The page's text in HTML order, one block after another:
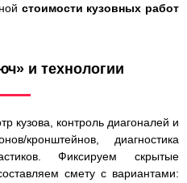
стоимости кузовных работ
и технологии
кузова, контроль диагоналей и
кронштейнов, диагностика
Фиксируем скрытые
смету с вариантами: